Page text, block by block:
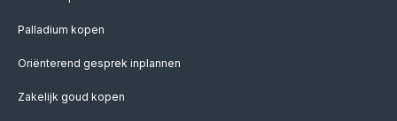
Palladium kopen
Oriënterend gesprek inplannen
Zakelijk goud kopen